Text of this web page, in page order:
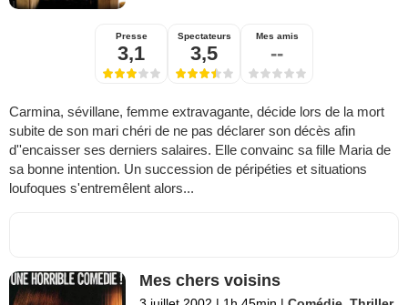
Presse
3,1
Spectateurs
3,5
Mes amis
--
Carmina, sévillane, femme extravagante, décide lors de la mort
subite de son mari chéri de ne pas déclarer son décès afin
d''encaisser ses derniers salaires. Elle convainc sa fille Maria de
sa bonne intention. Un succession de péripéties et situations
loufoques s'entremêlent alors...
Mes chers voisins